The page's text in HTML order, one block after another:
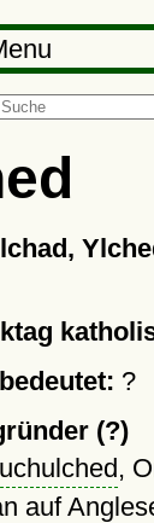
?
(?)
,
auf